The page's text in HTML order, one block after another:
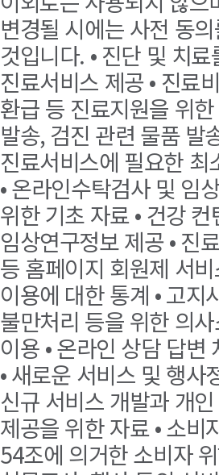
변경될 시에는 사전 동
것입니다. • 진단 및 치
진료서비스 제공 • 진료
환급 등 진료지원을 위
발송, 검진 관련 물품 발
진료서비스에 필요한 최
• 온라인수탁검사 및 임
위한 기초 자료 • 건강 컨
임상연구정보 제공 • 진
등 홈페이지 회원제 서
이용에 대한 통계 • 고지
불만처리 등을 위한 의
이용 • 온라인 상담 답변
• 새로운 서비스 및 행사
신규 서비스 개발과 개
제공을 위한 자료 • 소비
54조에 의거한 소비자